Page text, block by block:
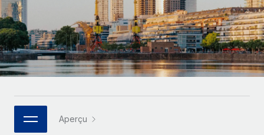
INFRASTRUCTURE
Intégration Remote
Intégrez vos RH aux flux de travail en toute simplicité
Plateforme
Des fonctions RH clés intégrées pour votre équipe
Connectez n'importe quel outil d’IA à Remote grâce à
notre MCP
Des solutions agiles et internationales pour les RH et la
paie des entreprises en pleine croissance
Entreprises intermédiaires
Développez vos équipes avec des solutions RH sur
mesure
Entreprise
Les RH à l’international pour les grandes entreprises
APPRENDRE AVEC REMOTE
Recherche et guides
Études de cas
Checklists et modèles
Descriptions de postes
Español
Italiano
Português (Portugal)
日本語
한국어
Aperçu